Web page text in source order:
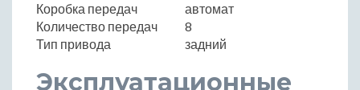
Коробка передач
автомат
Количество передач
8
Тип привода
задний
Эксплуатационные